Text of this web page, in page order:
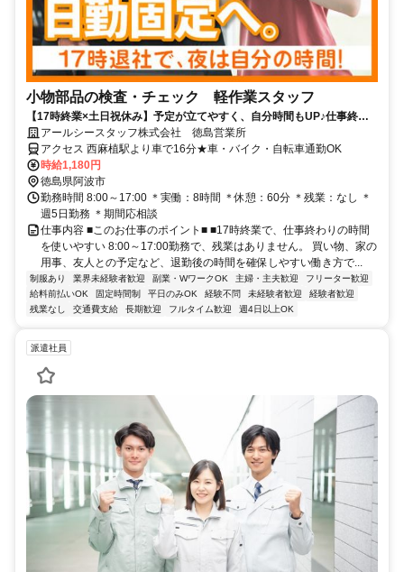
小物部品の検査・チェック 軽作業スタッフ
【17時終業×土日祝休み】予定が立てやすく、自分時間もUP♪仕事終わ
りや週末の楽しみを大切にしたい方におすすめです。
アールシースタッフ株式会社 徳島営業所
アクセス 西麻植駅より車で16分★車・バイク・自転車通勤OK
時給1,180円
徳島県阿波市
勤務時間 8:00～17:00 ＊実働：8時間 ＊休憩：60分 ＊残業：なし ＊
週5日勤務 ＊期間応相談
仕事内容 ■このお仕事のポイント■ ■17時終業で、仕事終わりの時間
を使いやすい 8:00～17:00勤務で、残業はありません。 買い物、家の
用事、友人との予定など、退勤後の時間を確保しやすい働き方で...
制服あり 業界未経験者歓迎 副業・WワークOK 主婦・主夫歓迎
フリーター歓迎
給料前払いOK
固定時間制 平日のみOK 経験不問 未経験者歓迎
経験者歓迎
残業なし
交通費支給 長期歓迎 フルタイム歓迎 週4日以上OK
派遣社員